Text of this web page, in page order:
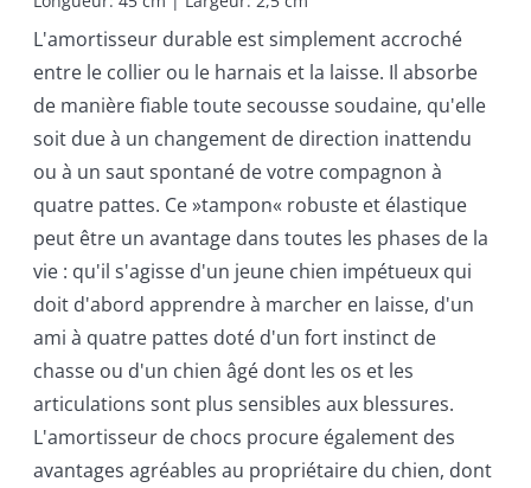
L'amortisseur durable est simplement accroché
entre le collier ou le harnais et la laisse. Il absorbe
de manière fiable toute secousse soudaine, qu'elle
soit due à un changement de direction inattendu
ou à un saut spontané de votre compagnon à
quatre pattes. Ce »tampon« robuste et élastique
peut être un avantage dans toutes les phases de la
vie : qu'il s'agisse d'un jeune chien impétueux qui
doit d'abord apprendre à marcher en laisse, d'un
ami à quatre pattes doté d'un fort instinct de
chasse ou d'un chien âgé dont les os et les
articulations sont plus sensibles aux blessures.
L'amortisseur de chocs procure également des
avantages agréables au propriétaire du chien, dont